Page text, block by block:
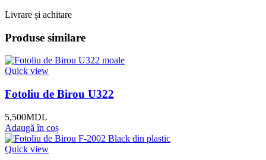
Livrare și achitare
Produse similare
Quick view
Fotoliu de Birou U322
5,500MDL
Adaugă în coș
Quick view